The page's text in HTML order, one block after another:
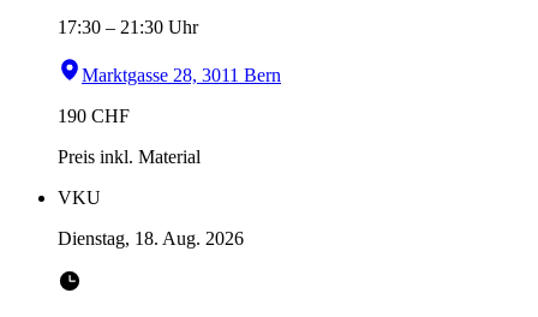
17:30 – 21:30 Uhr
Marktgasse 28, 3011 Bern
190 CHF
Preis inkl. Material
VKU
Dienstag, 18. Aug. 2026